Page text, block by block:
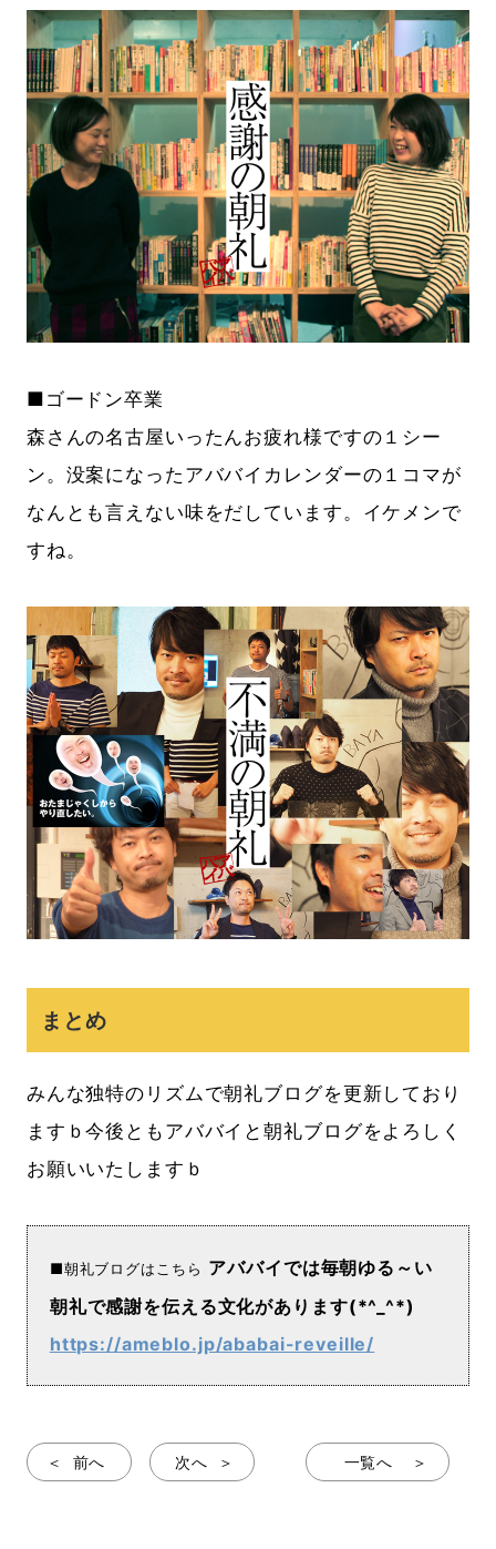
■ゴードン卒業
森さんの名古屋いったんお疲れ様ですの１シー
ン。没案になったアババイカレンダーの１コマが
なんとも言えない味をだしています。イケメンで
すね。
まとめ
みんな独特のリズムで朝礼ブログを更新しており
ますｂ今後ともアババイと朝礼ブログをよろしく
お願いいたしますｂ
■朝礼ブログはこちら アババイでは毎朝ゆる～い
朝礼で感謝を伝える文化があります(*^_^*)
https://ameblo.jp/ababai-reveille/
一覧へ
前へ 次へ